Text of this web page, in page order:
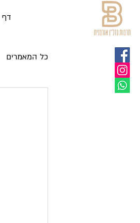
כל המאמרים
ניהול